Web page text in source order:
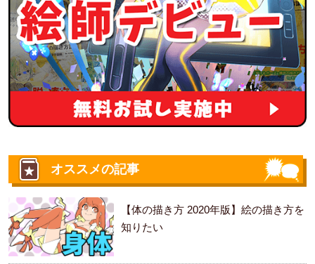
オススメの記事
【体の描き方 2020年版】絵の描き方を
知りたい